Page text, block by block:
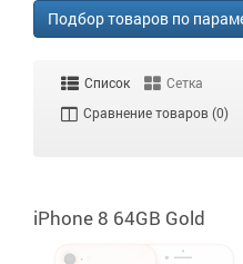
Подбор товаров по
Список
Сетка
Сравнение товаров (0)
iPhone 8 64GB Gold